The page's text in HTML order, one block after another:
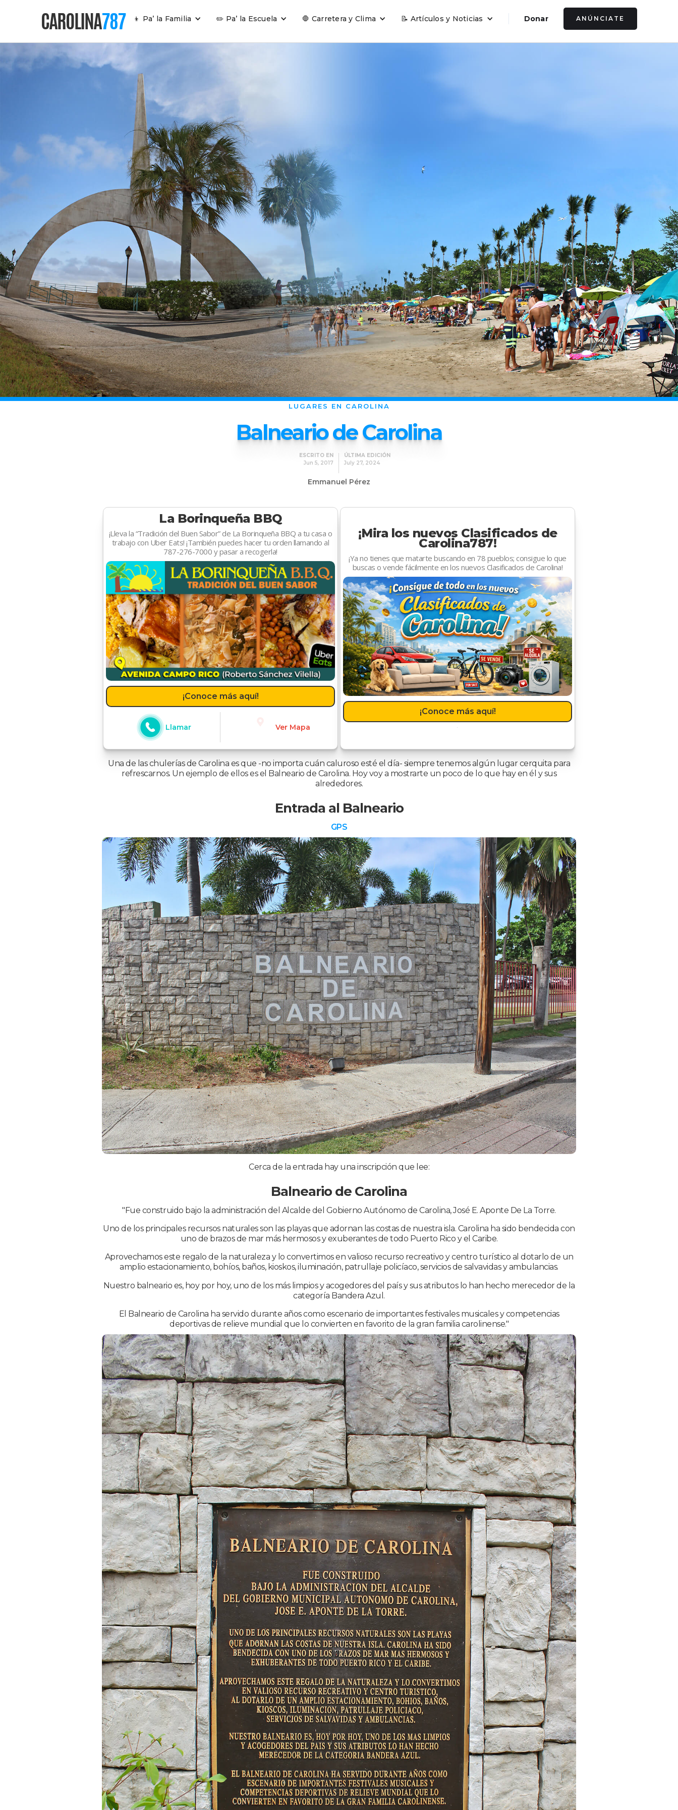
CAROLINA787 👦 Pa’ la Familia ✏️ Pa’ la Escuela 🛑 Carretera y Clima 📝 Artículos y Noticias Donar ANÚNCIATE
LUGARES EN CAROLINA
Balneario de Carolina
ESCRITO EN
Jun 5, 2017
ÚLTIMA EDICIÓN
July 27, 2024
Emmanuel Pérez
La Borinqueña BBQ
¡Lleva la “Tradición del Buen Sabor” de La Borinqueña BBQ a tu casa o
trabajo con Uber Eats! ¡También puedes hacer tu orden llamando al
787-276-7000 y pasar a recogerla!
¡Conoce más aquí!
Llamar Ver Mapa
¡Mira los nuevos Clasificados de
Carolina787!
¡Ya no tienes que matarte buscando en 78 pueblos; consigue lo que
buscas o vende fácilmente en los nuevos Clasificados de Carolina!
¡Conoce más aquí!
Una de las chulerías de Carolina es que -no importa cuán caluroso esté el día- siempre tenemos algún lugar cerquita para
refrescarnos. Un ejemplo de ellos es el Balneario de Carolina. Hoy voy a mostrarte un poco de lo que hay en él y sus
alrededores.
Entrada al Balneario
GPS
Cerca de la entrada hay una inscripción que lee:
Balneario de Carolina
"Fue construido bajo la administración del Alcalde del Gobierno Autónomo de Carolina, José E. Aponte De La Torre.
Uno de los principales recursos naturales son las playas que adornan las costas de nuestra isla. Carolina ha sido bendecida con
uno de brazos de mar más hermosos y exuberantes de todo Puerto Rico y el Caribe.
Aprovechamos este regalo de la naturaleza y lo convertimos en valioso recurso recreativo y centro turístico al dotarlo de un
amplio estacionamiento, bohíos, baños, kioskos, iluminación, patrullaje policíaco, servicios de salvavidas y ambulancias.
Nuestro balneario es, hoy por hoy, uno de los más limpios y acogedores del país y sus atributos lo han hecho merecedor de la
categoría Bandera Azul.
El Balneario de Carolina ha servido durante años como escenario de importantes festivales musicales y competencias
deportivas de relieve mundial que lo convierten en favorito de la gran familia carolinense."